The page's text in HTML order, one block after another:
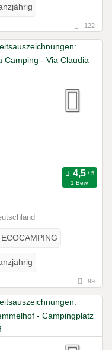
122
1 Bew.
ECOCAMPING
99